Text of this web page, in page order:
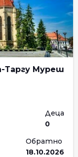
Таргу Муреш
Деца
0
Обратно
18.10.2026